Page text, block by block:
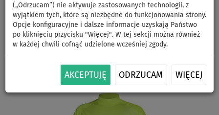
(„Odrzucam”) nie aktywuje zastosowanych technologii, z
wyjątkiem tych, które są niezbędne do funkcjonowania strony.
Opcje konfiguracyjne i dalsze informacje uzyskają Państwo
po kliknięciu przycisku "Więcej". W tej sekcji można również
w każdej chwili cofnąć udzielone wcześniej zgody.
AKCEPTUJĘ ODRZUCAM WIĘCEJ
rozmiar: M
Previous